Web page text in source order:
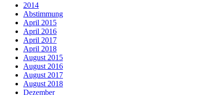
2014
Abstimmung
April 2015
April 2016
April 2017
April 2018
August 2015
August 2016
August 2017
August 2018
Dezember